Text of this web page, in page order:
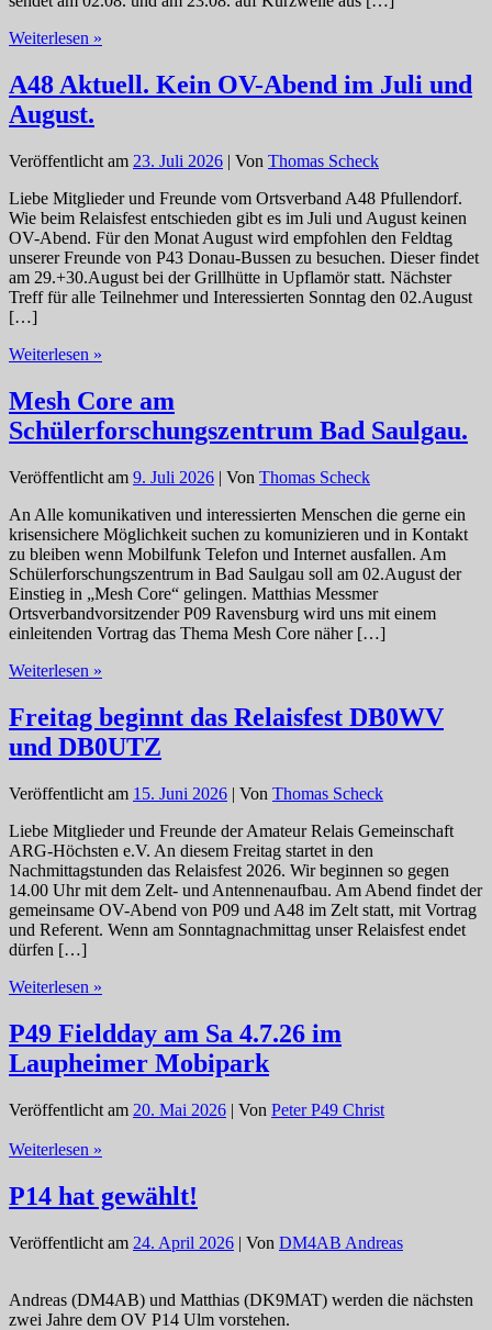
Weiterlesen »
Württembergrundspruchs
während
A48 Aktuell. Kein OV-Abend im Juli und
August.
Veröffentlicht am 23. Juli 2026 | Von Thomas Scheck
Liebe Mitglieder und Freunde vom Ortsverband A48 Pfullendorf.
Wie beim Relaisfest entschieden gibt es im Juli und August keinen
OV-Abend. Für den Monat August wird empfohlen den Feldtag
unserer Freunde von P43 Donau-Bussen zu besuchen. Dieser findet
am 29.+30.August bei der Grillhütte in Upflamör statt. Nächster
Treff für alle Teilnehmer und Interessierten Sonntag den 02.August
[…]
Weiterlesen »
OV-
Abend
Juli
August.
Mesh Core am
Schülerforschungszentrum Bad Saulgau.
Veröffentlicht am 9. Juli 2026 | Von Thomas Scheck
An Alle komunikativen und interessierten Menschen die gerne ein
krisensichere Möglichkeit suchen zu komunizieren und in Kontakt
zu bleiben wenn Mobilfunk Telefon und Internet ausfallen. Am
Schülerforschungszentrum in Bad Saulgau soll am 02.August der
Einstieg in „Mesh Core“ gelingen. Matthias Messmer
Ortsverbandvorsitzender P09 Ravensburg wird uns mit einem
einleitenden Vortrag das Thema Mesh Core näher […]
Weiterlesen »
am
Schülerforschungszentrum
Bad
Freitag beginnt das Relaisfest DB0WV
und DB0UTZ
Veröffentlicht am 15. Juni 2026 | Von Thomas Scheck
Liebe Mitglieder und Freunde der Amateur Relais Gemeinschaft
ARG-Höchsten e.V. An diesem Freitag startet in den
Nachmittagstunden das Relaisfest 2026. Wir beginnen so gegen
14.00 Uhr mit dem Zelt- und Antennenaufbau. Am Abend findet der
gemeinsame OV-Abend von P09 und A48 im Zelt statt, mit Vortrag
und Referent. Wenn am Sonntagnachmittag unser Relaisfest endet
dürfen […]
Weiterlesen »
das
Relaisfest
DB0WV
DB0UTZ
P49 Fieldday am Sa 4.7.26 im
Laupheimer Mobipark
Veröffentlicht am 20. Mai 2026 | Von Peter P49 Christ
Weiterlesen »
am
Sa
im
P14 hat gewählt!
Veröffentlicht am 24. April 2026 | Von DM4AB Andreas
Andreas (DM4AB) und Matthias (DK9MAT) werden die nächsten
zwei Jahre dem OV P14 Ulm vorstehen.